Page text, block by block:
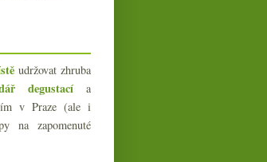
a Bordeaux
Dvě deci
bubliny
obludná
udržovat zhruba
degustacía
v Praze (ale i
na zapomenuté